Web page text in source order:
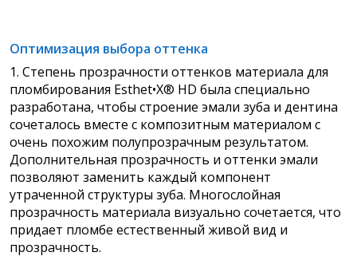
Оптимизация выбора оттенка
1. Степень прозрачности оттенков материала для
пломбирования Esthet•X® HD была специально
разработана, чтобы строение эмали зуба и дентина
сочеталось вместе с композитным материалом с
очень похожим полупрозрачным результатом.
Дополнительная прозрачность и оттенки эмали
позволяют заменить каждый компонент
утраченной структуры зуба. Многослойная
прозрачность материала визуально сочетается, что
придает пломбе естественный живой вид и
прозрачность.